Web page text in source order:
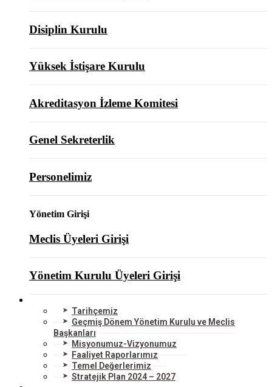
Disiplin Kurulu
Yüksek İstişare Kurulu
Akreditasyon İzleme Komitesi
Genel Sekreterlik
Personelimiz
Yönetim Girişi
Meclis Üyeleri Girişi
Yönetim Kurulu Üyeleri Girişi
Tarihçemiz
Geçmiş Dönem Yönetim Kurulu ve Meclis
Başkanları
Misyonumuz-Vizyonumuz
Faaliyet Raporlarımız
Temel Değerlerimiz
Stratejik Plan 2024 – 2027